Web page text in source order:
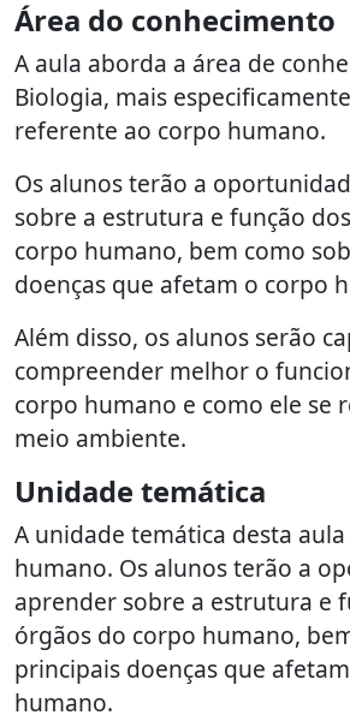
Área do conhecimento
A aula aborda a área de
Biologia, mais
referente ao corpo humano.
Os alunos terão a
sobre a estrutura e função
corpo humano, bem como
doenças que afetam o corpo
Além disso, os alunos serão
compreender melhor o
corpo humano e como ele se
meio ambiente.
Unidade temática
A unidade temática desta
humano. Os alunos terão a
aprender sobre a estrutura e
órgãos do corpo humano,
principais doenças que
humano.